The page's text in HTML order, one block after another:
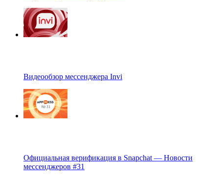
Видеообзор мессенджера Invi
Официальная верификация в Snapchat — Новости
мессенджеров #31